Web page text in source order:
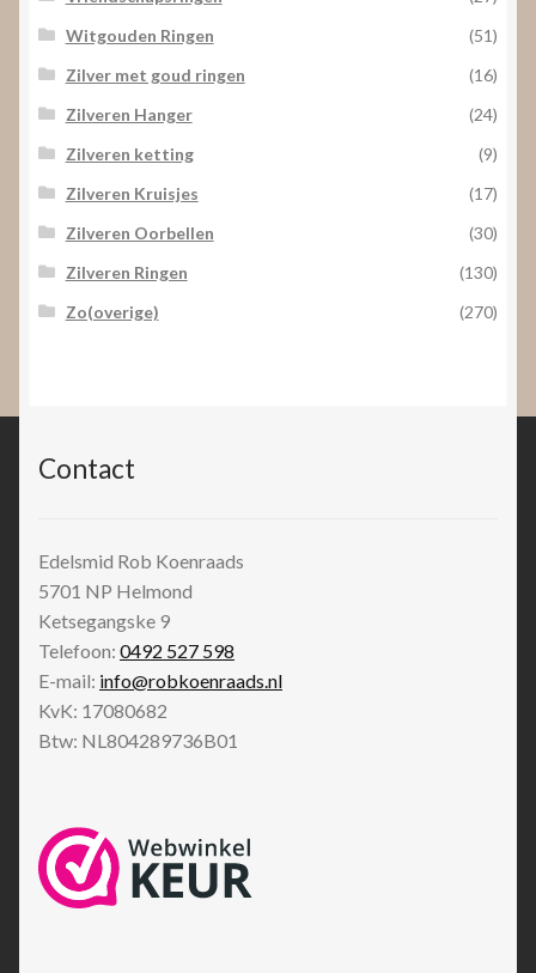
Witgouden Ringen
(51)
Zilver met goud ringen
(16)
Zilveren Hanger
(24)
Zilveren ketting
(9)
Zilveren Kruisjes
(17)
Zilveren Oorbellen
(30)
Zilveren Ringen
(130)
Zo(overige)
(270)
Contact
Edelsmid Rob Koenraads
5701 NP Helmond
Ketsegangske 9
Telefoon: 0492 527 598
E-mail: info@robkoenraads.nl
KvK: 17080682
Btw: NL804289736B01